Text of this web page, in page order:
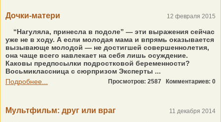
Дочки-матери 12 февраля 2015
“Нагуляла, принесла в подоле” — эти выражения сейчас
уже не в ходу. А если молодая мама и впрямь оказывается
вызывающе молодой — не достигшей совершеннолетия,
она чаще всего навлекает на себя лишь осуждение.
Каковы предпосылки подростковой беременности?
Восьмиклассница с сюрпризом Эксперты ...
Подробнее...
Просмотров: 2587 Комментариев: 0
Мультфильм: друг или враг 11 декабря 2014